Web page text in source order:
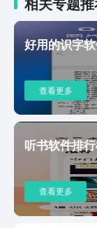
相关专题
好用的识字
查看更多
听书软件排
查看更多